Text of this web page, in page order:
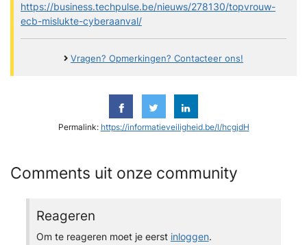
https://business.techpulse.be/nieuws/278130/topvrouw-
ecb-mislukte-cyberaanval/
Vragen? Opmerkingen? Contacteer ons!
Permalink: https://informatieveiligheid.be/l/hcgjdH
Comments uit onze community
Reageren
Om te reageren moet je eerst inloggen.